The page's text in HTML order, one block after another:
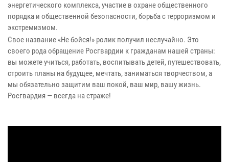
энергетического комплекса, участие в охране общественного
порядка и общественной безопасности, борьба с терроризмом и
экстремизмом.
Свое название «Не бойся!» ролик получил неслучайно. Это
своего рода обращение Росгвардии к гражданам нашей страны:
вы можете учиться, работать, воспитывать детей, путешествовать,
строить планы на будущее, мечтать, заниматься творчеством, а
мы обязательно защитим ваш покой, ваш мир, вашу жизнь.
Росгвардия — всегда на страже!